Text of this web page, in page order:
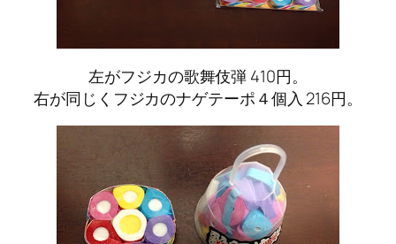
左がフジカの歌舞伎弾 410円。
右が同じくフジカのナゲテーポ４個入 216円。